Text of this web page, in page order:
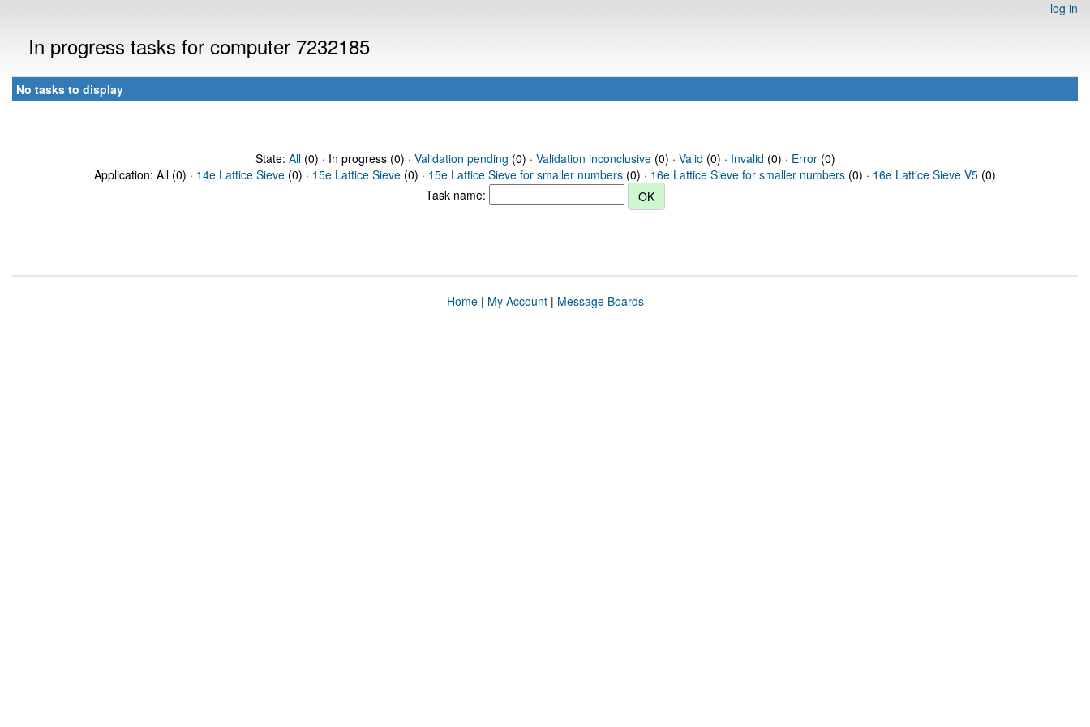
log in
In progress tasks for computer 7232185
No tasks to display
State: All(0) · In progress (0) · Validation pending (0) · Validation inconclusive(0) · Valid (0) · Invalid (0) · Error(0)
Application: All (0) · 14e Lattice Sieve (0) · 15e Lattice Sieve (0) · 15e Lattice Sieve for smaller numbers (0) · 16e Lattice Sieve for smaller numbers (0) · 16e Lattice Sieve V5 (0)
Task name:
Home| My Account| Message Boards